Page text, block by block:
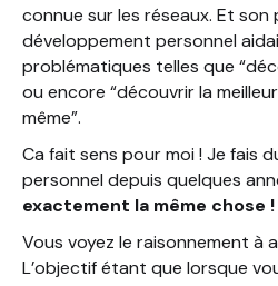
connue sur les réseaux. Et son
développement personnel
problématiques telles que
ou encore “découvrir la
même”.
Ca fait sens pour moi ! Je fais
personnel depuis quelques
exactement la même chose !
Vous voyez le raisonnement à
L’objectif étant que lorsque